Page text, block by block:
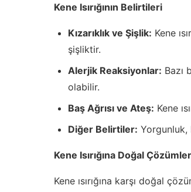
Kene Isırığının Belirtileri
Kızarıklık ve Şişlik: Kene
şişliktir.
Alerjik Reaksiyonlar: Bazı
olabilir.
Baş Ağrısı ve Ateş: Kene
Diğer Belirtiler: Yorgunluk,
Kene Isırığına Doğal Çözümler
Kene ısırığına karşı doğal